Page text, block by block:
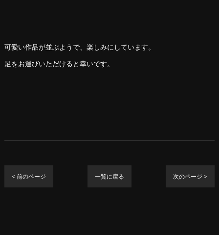
可愛い作品が並ぶようで、楽しみにしています。
足をお運びいただけると幸いです。
< 前のページ 一覧に戻る 次のページ >